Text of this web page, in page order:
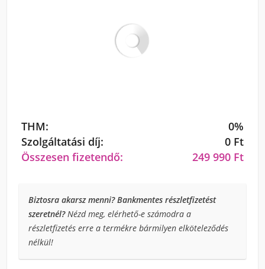
THM:
0%
Szolgáltatási díj:
0 Ft
Összesen fizetendő:
249 990 Ft
Biztosra akarsz menni? Bankmentes részletfizetést
szeretnél?Nézd meg, elérhető-e számodra a
részletfizetés erre a termékre bármilyen elköteleződés
nélkül!